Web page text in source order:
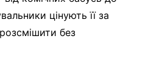
цінують її за
без